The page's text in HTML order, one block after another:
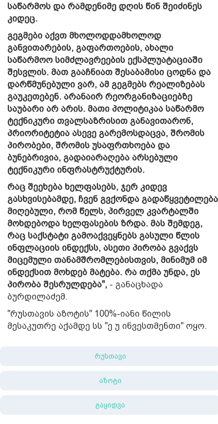
საწარმოს და რამდენიმე დღის წინ შეიძინეს
კიდეც.
გეგმები აქვთ მხოლოდდამხოლოდ
განვითარების, გაფართოების, ახალი
საწარმოო სიმძლავრეების ექსპლუატაციაში
შესვლის. მათ გააჩნიათ შესაბამისი ცოდნა და
დარწმუნებული ვარ, ამ გეგმებს რეალიზებას
გაუკეთებენ. არანაირ რეორგანიზაციებზე
საუბარი არ არის. მათი პოლიტიკაა საწარმო
ტექნიკური თვალსაზრისით განავითარონ,
პრიორიტეტია ასევე გარემოსდაცვა, შრომის
პირობები, შრომის უსაფრთხოება და
ბუნებრივია, გადაიარაღება არსებული
ტექნიკური ინფრასტრუქტურის.
რაც შეეხება ხელფასებს, ჯერ კიდევ
გასხვისებამდე, ჩვენ გვქონდა გადაწყვეტილება
მიღებული, რომ წელს, პირველ კვარტალში
მოხდებოდა ხელფასების ზრდა. მას შემდეგ,
რაც საქსტატი გამოაქვეყნებს გასული წლის
ინფლაციის ინდექსს, ასეთი პირობა გვაქვს
მიცემული თანამშრომლებისთვის, მინიმუმ იმ
ინდექსით მოხდებ მატება. რა თქმა უნდა, ეს
პირობა შესრულდება", - განაცხადა
ბურდილაძემ.
"რუსთავის აზოტის" 100%-იანი წილის
მესაკუთრე აქამდე სს "ე უ ინვესთმენთი" ოყო.
რუსთავი
აზოტი
გაყიდვა